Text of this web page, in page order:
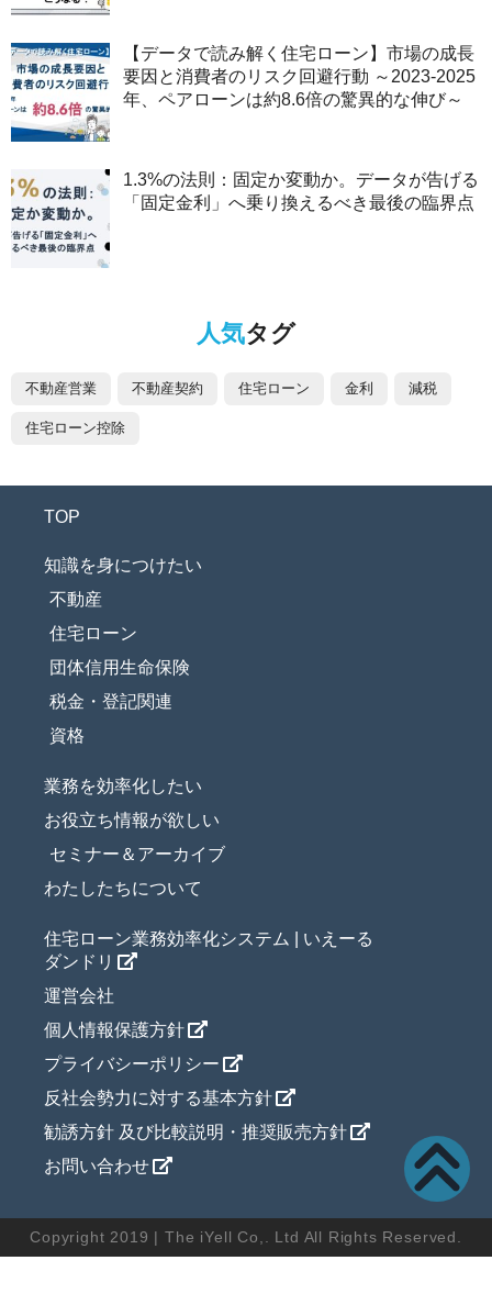
【データで読み解く住宅ローン】市場の成長
要因と消費者のリスク回避行動 ～2023-2025
年、ペアローンは約8.6倍の驚異的な伸び～
1.3%の法則：固定か変動か。データが告げる
「固定金利」へ乗り換えるべき最後の臨界点
人気タグ
不動産営業 不動産契約 住宅ローン 金利 減税
住宅ローン控除
TOP
知識を身につけたい
不動産
住宅ローン
団体信用生命保険
税金・登記関連
資格
業務を効率化したい
お役立ち情報が欲しい
セミナー＆アーカイブ
わたしたちについて
住宅ローン業務効率化システム | いえーる
ダンドリ
運営会社
個人情報保護方針
プライバシーポリシー
反社会勢力に対する基本方針
勧誘方針 及び比較説明・推奨販売方針
お問い合わせ
Copyright 2019 | The iYell Co,. Ltd All Rights Reserved.